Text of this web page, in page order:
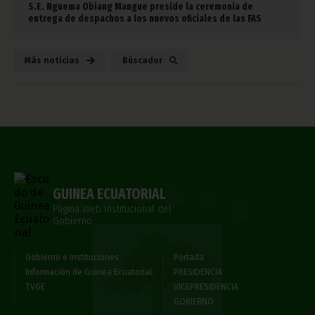
S.E. Nguema Obiang Mangue preside la ceremonia de
entrega de despachos a los nuevos oficiales de las FAS
Más noticias Búscador
GUINEA ECUATORIAL
Página Web Institucional del
Gobierno
Gobierno e Instituciones
Información de Guinea Ecuatorial
TVGE
Portada
PRESIDENCIA
VICEPRESIDENCIA
GOBIERNO